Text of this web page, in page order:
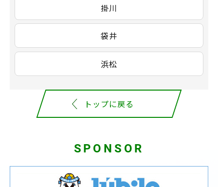
掛川
袋井
浜松
トップに戻る
SPONSOR